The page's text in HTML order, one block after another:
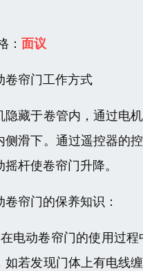
： 面议
卷帘门工作方式
隐藏于卷管内，通过电
侧滑下。通过遥控器的
摇杆使卷帘门升降。
卷帘门的保养知识：
电动卷帘门的使用过
如若发现门体上有电线